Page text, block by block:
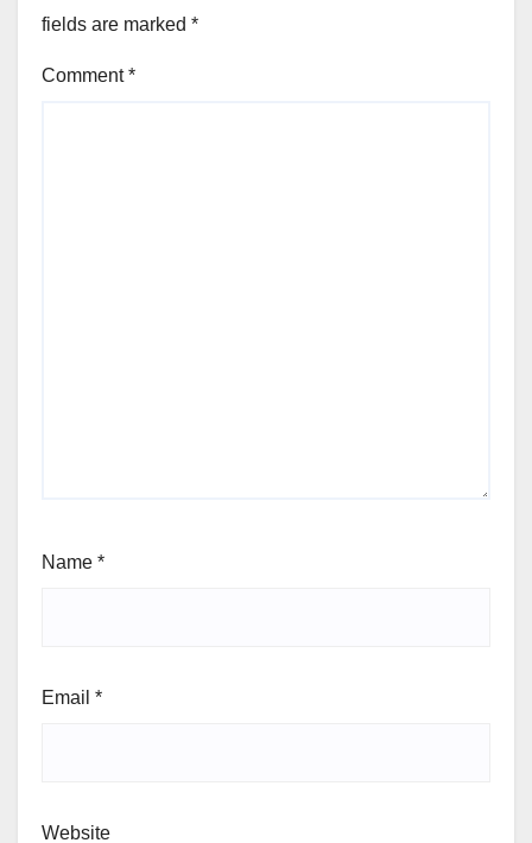
fields are marked *
Comment*
Name *
Email *
Website